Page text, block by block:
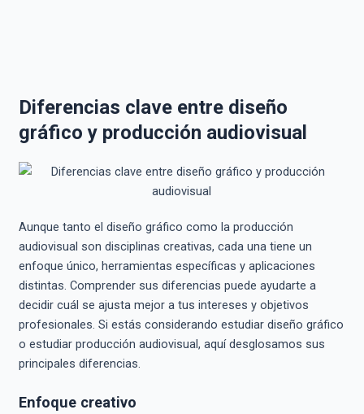
Diferencias clave entre diseño
gráfico y producción audiovisual
Aunque tanto el diseño gráfico como la producción
audiovisual son disciplinas creativas, cada una tiene un
enfoque único, herramientas específicas y aplicaciones
distintas. Comprender sus diferencias puede ayudarte a
decidir cuál se ajusta mejor a tus intereses y objetivos
profesionales. Si estás considerando estudiar diseño gráfico
o estudiar producción audiovisual, aquí desglosamos sus
principales diferencias.
Enfoque creativo